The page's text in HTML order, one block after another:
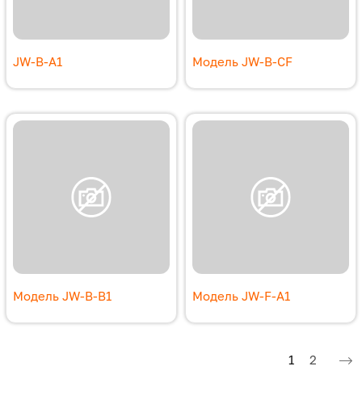
JW-B-A1 Модель JW-B-CF
Модель JW-B-B1 Модель JW-F-A1
Current
1 2